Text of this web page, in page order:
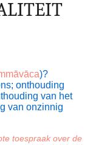
resultaat
hij dus
cruciaal om
zijn
)?
onthouding
van het
van onzinnig
toespraak over de